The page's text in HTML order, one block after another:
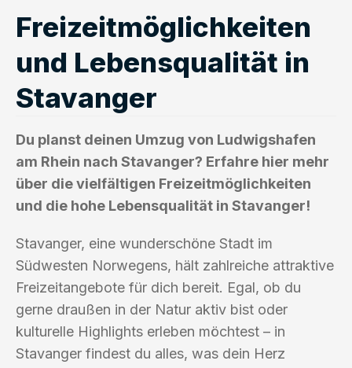
Freizeitmöglichkeiten
und Lebensqualität in
Stavanger
Du planst deinen Umzug von Ludwigshafen
am Rhein nach Stavanger? Erfahre hier mehr
über die vielfältigen Freizeitmöglichkeiten
und die hohe Lebensqualität in Stavanger!
Stavanger, eine wunderschöne Stadt im
Südwesten Norwegens, hält zahlreiche attraktive
Freizeitangebote für dich bereit. Egal, ob du
gerne draußen in der Natur aktiv bist oder
kulturelle Highlights erleben möchtest – in
Stavanger findest du alles, was dein Herz